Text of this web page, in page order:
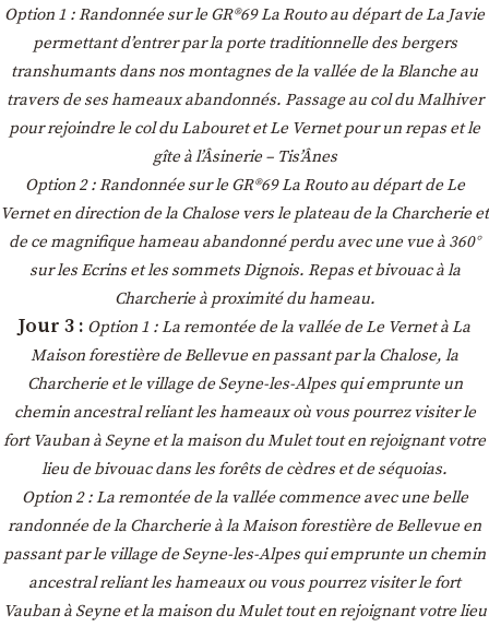
Option 1 : Randonnée sur le GR®69 La Routo au départ de La Javie
permettant d’entrer par la porte traditionnelle des bergers
transhumants dans nos montagnes de la vallée de la Blanche au
travers de ses hameaux abandonnés. Passage au col du Malhiver
pour rejoindre le col du Labouret et Le Vernet pour un repas et le
gîte à l’Âsinerie – Tis’Ânes
Option 2 : Randonnée sur le GR®69 La Routo au départ de Le
Vernet en direction de la Chalose vers le plateau de la Charcherie et
de ce magnifique hameau abandonné perdu avec une vue à 360°
sur les Ecrins et les sommets Dignois. Repas et bivouac à la
Charcherie à proximité du hameau.
Jour 3 : Option 1 : La remontée de la vallée de Le Vernet à La
Maison forestière de Bellevue en passant par la Chalose, la
Charcherie et le village de Seyne-les-Alpes qui emprunte un
chemin ancestral reliant les hameaux où vous pourrez visiter le
fort Vauban à Seyne et la maison du Mulet tout en rejoignant votre
lieu de bivouac dans les forêts de cèdres et de séquoias.
Option 2 : La remontée de la vallée commence avec une belle
randonnée de la Charcherie à la Maison forestière de Bellevue en
passant par le village de Seyne-les-Alpes qui emprunte un chemin
ancestral reliant les hameaux ou vous pourrez visiter le fort
Vauban à Seyne et la maison du Mulet tout en rejoignant votre lieu